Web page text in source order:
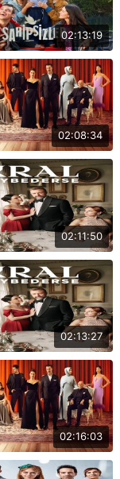
02:13:19
02:08:34
02:11:50
02:13:27
02:16:03